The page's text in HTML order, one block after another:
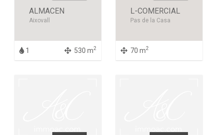
ALMACEN
Aixovall
1 530 m2
L-COMERCIAL
Pas de la Casa
70 m2